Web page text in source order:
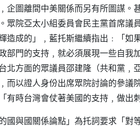
企圖離間中美關係而另有所圖謀。
眾院亞太小組委員會民主黨首席議
造成的」﹐藍托斯繼續指出﹕「如
部門的支持﹐就必須展現一些自我
北方面的眾議員邵建隆（共和黨﹐
而以證人身份出席眾院討論的參議
有時台灣會仗著美國的支持﹐做出
國與國關係論點」為托詞要求「對